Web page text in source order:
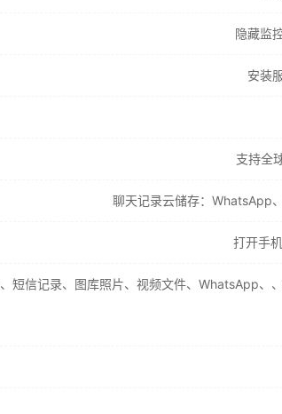
隐藏监
安装
支持全
聊天记录云储存：WhatsApp
打开手
短信记录、图库照片、视频文件、WhatsApp、